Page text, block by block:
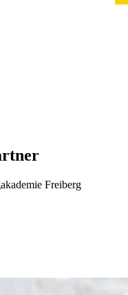
Freiberg